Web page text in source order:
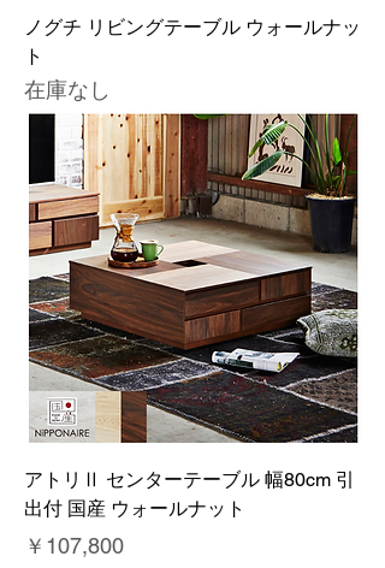
ノグチ リビングテーブル ウォールナッ
ト
在庫なし
アトリⅡ センターテーブル 幅80cm 引
出付 国産 ウォールナット
価格
￥107,800